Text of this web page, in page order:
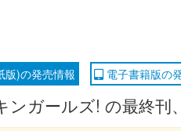
版)の発売情報 電子書籍版の
ンガールズ! の最終刊